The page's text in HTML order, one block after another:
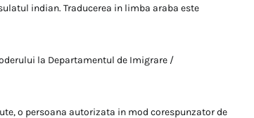
indian. Traducerea in limba araba este
la Departamentul de Imigrare /
o persoana autorizata in mod corespunzator de